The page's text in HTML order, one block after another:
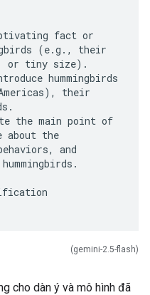
fact or
(e.g., their
or tiny size).
hummingbirds
their
the main point of
about the
and
(gemini-2.5-flash)
cho dàn ý và mô hình đã